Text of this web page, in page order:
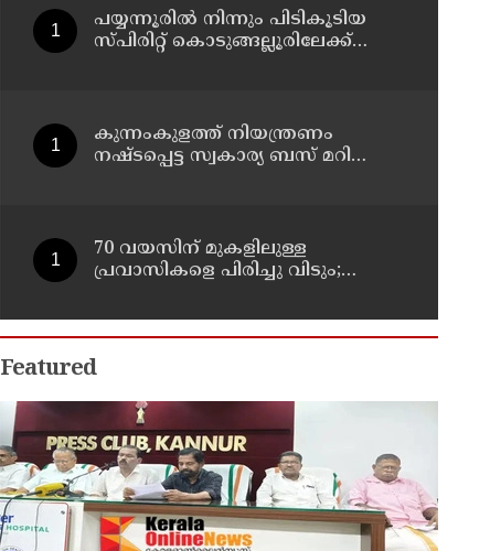
പയ്യന്നൂരിൽ നിന്നും പിടികൂടിയ
സ്പിരിറ്റ് കൊടുങ്ങല്ലൂരിലേക്ക്
കുന്നംകുളത്ത് നിയന്ത്രണം
നഷ്ടപ്പെട്ട സ്വകാര്യ ബസ് മറിഞ്ഞ
70 വയസിന് മുകളിലുള്ള
പ്രവാസികളെ പിരിച്ചു വിടും;
Featured